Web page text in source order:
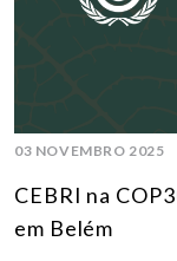
03 NOVEMBRO 2025
CEBRI na
em Belém